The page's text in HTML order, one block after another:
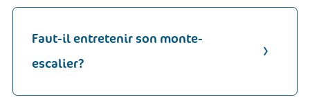
Faut-il entretenir son monte-
escalier?